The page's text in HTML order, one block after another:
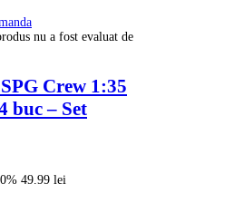
nu a fost evaluat de
Crew 1:35
buc – Set
49.99 lei